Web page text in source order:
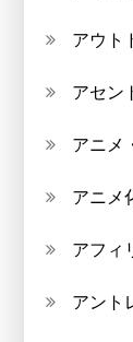
アウト
アセン
アニメ
アニメ
アフィ
アント